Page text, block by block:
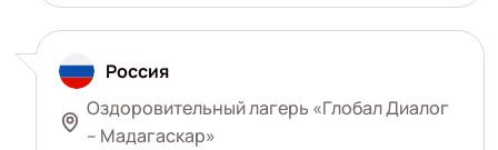
Россия
Оздоровительный лагерь «Глобал Диалог
– Мадагаскар»